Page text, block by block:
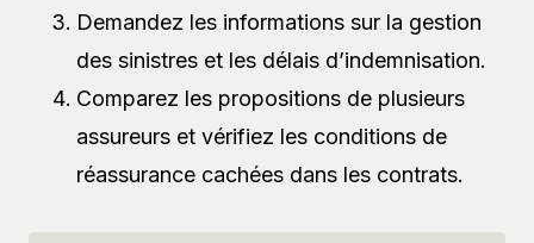
Demandez les informations sur la gestion
des sinistres et les délais d’indemnisation.
Comparez les propositions de plusieurs
assureurs et vérifiez les conditions de
réassurance cachées dans les contrats.